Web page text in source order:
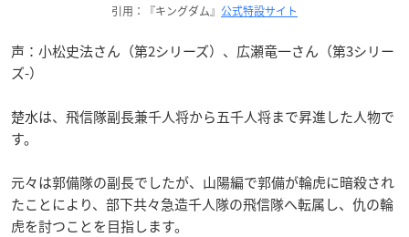
引用：『キングダム』 公式特設サイト
声：小松史法さん（第2シリーズ）、広瀬竜一さん（第3シリー
ズ-）
楚水は、飛信隊副長兼千人将から五千人将まで昇進した人物で
す。
元々は郭備隊の副長でしたが、山陽編で郭備が輪虎に暗殺され
たことにより、部下共々急造千人隊の飛信隊へ転属し、仇の輪
虎を討つことを目指します。